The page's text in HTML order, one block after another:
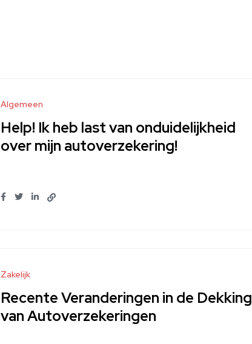
Algemeen
Help! Ik heb last van onduidelijkheid
over mijn autoverzekering!
Zakelijk
Recente Veranderingen in de Dekking
van Autoverzekeringen